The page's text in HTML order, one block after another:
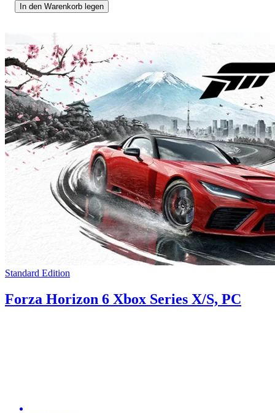
In den Warenkorb legen
Standard Edition
Forza Horizon 6 Xbox Series X/S, PC